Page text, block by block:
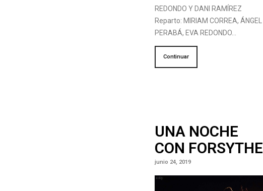
REDONDO Y DANI RAMÍREZ
Reparto: MIRIAM CORREA, ÁNGEL
PERABÁ, EVA REDONDO…
Continuar
UNA NOCHE
CON FORSYTHE
junio 24, 2019